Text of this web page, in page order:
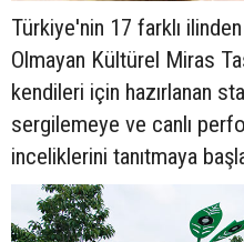
Türkiye'nin 17 farklı
Olmayan Kültürel Miras
kendileri için hazırlanan
sergilemeye ve canlı
inceliklerini tanıtmaya